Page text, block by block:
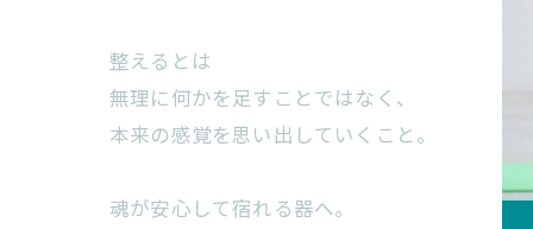
整えるとは
無理に何かを足すことではなく、
本来の感覚を思い出していくこと。
魂が安心して宿れる器へ。